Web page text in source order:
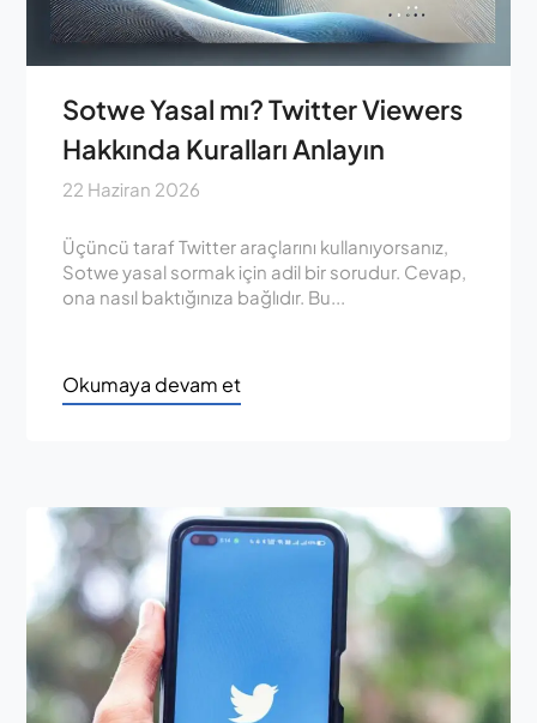
Sotwe Yasal mı? Twitter Viewers
Hakkında Kuralları Anlayın
22 Haziran 2026
Üçüncü taraf Twitter araçlarını kullanıyorsanız,
Sotwe yasal sormak için adil bir sorudur. Cevap,
ona nasıl baktığınıza bağlıdır. Bu...
Okumaya devam et